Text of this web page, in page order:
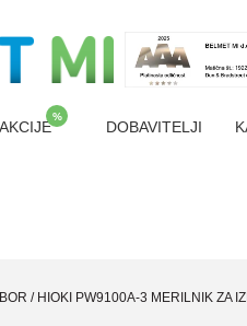
AKCIJE
%
DOBAVITELJI
/ HIOKI PW9100A-3 MERILNIK ZA